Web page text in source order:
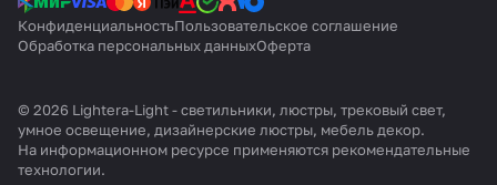
КонфиденциальностьПользовательское соглашение
Обработка персональных данныхОферта
© 2026 Lightera-Light - светильники, люстры, трековый свет,
умное освещение, дизайнерские люстры, мебель декор.
На информационном ресурсе применяются рекомендательные
технологии.